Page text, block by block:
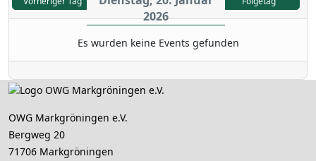
2026
Es wurden keine Events gefunden
OWG Markgröningen e.V.
Bergweg 20
71706 Markgröningen